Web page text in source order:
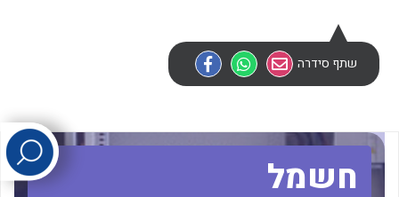
לכל מוצרי היצרן
שתף סידרה
חשמל